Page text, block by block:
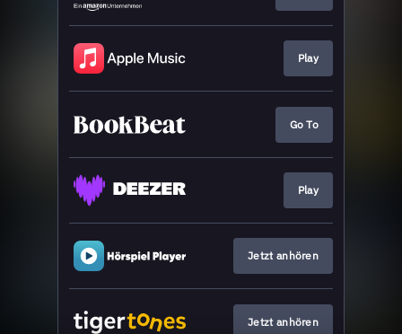
Play
Go To
Play
Jetzt anhören
Jetzt anhören